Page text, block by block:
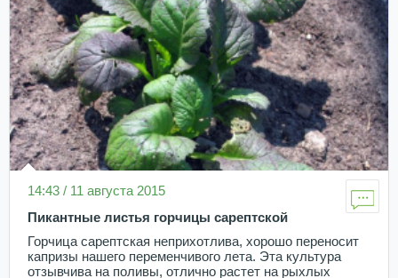
14:43 / 11 августа 2015
Пикантные листья горчицы сарептской
Горчица сарептская неприхотлива, хорошо переносит
капризы нашего переменчивого лета. Эта культура
отзывчива на поливы, отлично растет на рыхлых